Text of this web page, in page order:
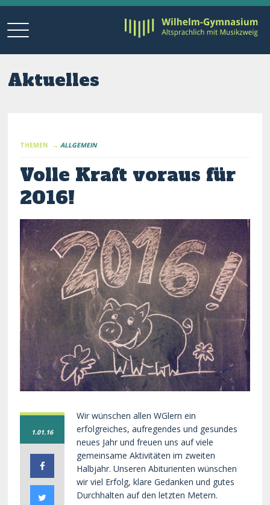
Aktuelles
THEMEN → ALLGEMEIN
Volle Kraft voraus für
2016!
1.01.16
Wir wünschen allen WGlern ein
erfolgreiches, aufregendes und gesundes
neues Jahr und freuen uns auf viele
gemeinsame Aktivitäten im zweiten
Halbjahr. Unseren Abiturienten wünschen
wir viel Erfolg, klare Gedanken und gutes
Durchhalten auf den letzten Metern.